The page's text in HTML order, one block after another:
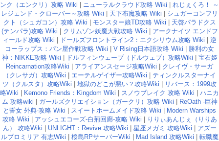
ンク（エンクリ）攻略 Wiki
ニューラルクラウド攻略 Wiki
れじぇくろ！ ～
レジェンド・クローバー～攻略 Wiki
天下布魔攻略 Wiki
シュガーコンフリ
クト（シュガコン）攻略 Wiki
モンスター娘TD攻略 Wiki
天啓パラドクス
(テンパラ)攻略 Wiki
クリムゾン妖魔大戦攻略 Wiki
アークナイツ エンドフ
ィールド攻略 Wiki
ドールズフロントライン2：エクシリウム攻略 Wiki
逆
コーラップス：パン屋作戦攻略 Wiki
V Rising日本語攻略 Wiki
勝利の女
神：NIKKE攻略 Wiki
ドルフィンウェーブ（ドルウェブ）攻略Wiki
宝石姫
Reincarnation攻略Wiki
アライアンスセージ攻略Wiki
クレイヴ・サーガ
（クレサガ）攻略Wiki
エーテルゲイザー攻略Wiki
ティンクルスターナイ
ツ（クルスタ）攻略Wiki
地獄のどこが悪い？攻略Wiki
リバース：1999攻
略Wiki
Kemono Friends：Kingdom Wiki スノウブレイク 攻略 Wiki
ハニカ
ム 攻略wiki
ガールズクリエイション（ガークリ）攻略 Wiki
ReOath -巨神
と誓女 外典-攻略 Wiki
スイートホームメイド攻略 Wiki
Modern Warships
攻略 Wiki
アッシュエコーズ-白荊回廊-攻略 Wiki
りりぃあんじぇ（りりあ
ん） 攻略Wiki
UNLIGHT：Revive 攻略Wiki 星座メガミ 攻略Wiki
アズー
ルプロミリア 有志Wiki
桜島RPサーバーWiki Mad Island 攻略Wiki
転職魔